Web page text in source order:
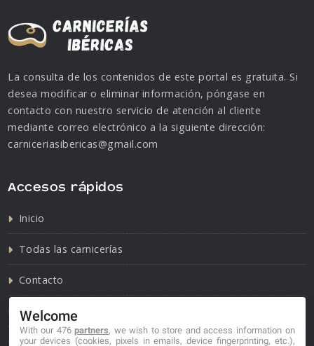
La consulta de los contenidos de este portal es gratuita. Si
desea modificar o eliminar información, póngase en
contacto con nuestro servicio de atención al cliente
mediante correo electrónico a la siguiente dirección:
carniceriasibericas@gmail.com
Accesos rápidos
Inicio
Todas las carnicerías
Contacto
Política de cookies
Política de privacidad
Welcome
With our 476partners, we wish to store and access information on
your devices (cookies, pixels in emails, device fingerprinting, etc.),